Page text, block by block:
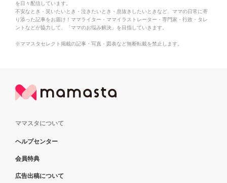
を日々配信しています。
不安なとき・笑いたいとき・泣きたいとき・息抜きしたいときなど、ママの日常に寄
り添った記事をお届け！ママライター・ママイラストレーター・専門家・行政・タレ
ントなどが協力して、「ママのお悩み解決」を目指していきます。
※ママスタセレクト掲載の記事・写真・図表など無断転載を禁止します。
ママスタについて
ヘルプセンター
会員特典
広告出稿について